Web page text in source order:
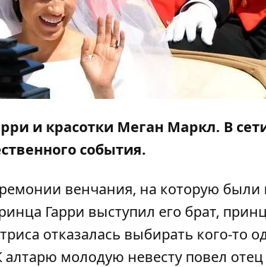
и красотки Меган Маркл. В
события.
венчания, на которую
Гарри выступил его брат,
отказалась выбирать кого-то
молодую невесту повел